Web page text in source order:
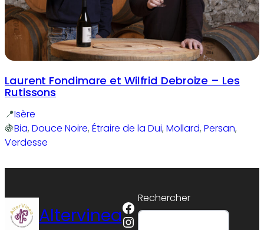
Laurent Fondimare et Wilfrid Debroize – Les
Rutissons
Isère
Bia, Douce Noire, Étraire de la Dui, Mollard, Persan
Verdesse
AltervineaFacebook
Instagram
Rechercher